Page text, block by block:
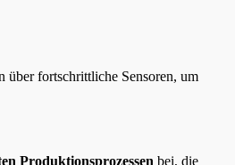
über fortschrittliche Sensoren, um
Produktionsprozessen bei, die